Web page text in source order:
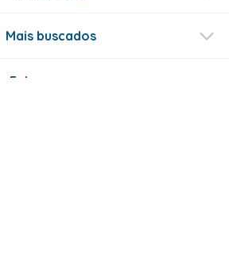
Mais buscados
Fale conosco